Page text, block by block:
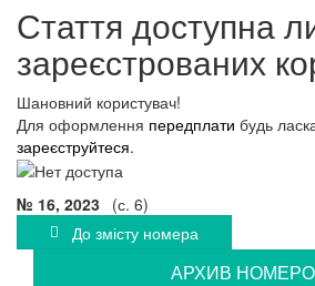
Стаття доступна
зареєстрованих
Шановний користувач!
Для оформлення передплати будь
зареєструйтеся.
№ 16, 2023 (с. 6)
До змісту номера
АРХИВ